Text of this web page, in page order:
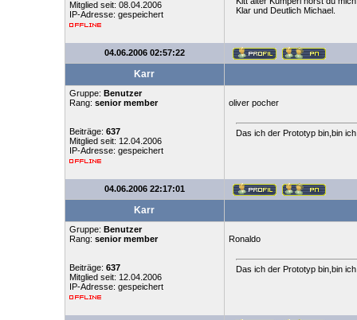
Mitglied seit: 08.04.2006
IP-Adresse: gespeichert
Klar und Deutlich Michael.
04.06.2006 02:57:22
Karr
Gruppe: Benutzer
Rang: senior member
Beiträge: 637
Mitglied seit: 12.04.2006
IP-Adresse: gespeichert
oliver pocher
Das ich der Prototyp bin,bin
04.06.2006 22:17:01
Karr
Gruppe: Benutzer
Rang: senior member
Beiträge: 637
Mitglied seit: 12.04.2006
IP-Adresse: gespeichert
Ronaldo
Das ich der Prototyp bin,bin